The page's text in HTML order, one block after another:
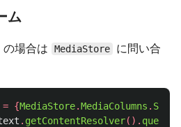
ム
の場合は MediaStore
に問い合
= {MediaStore.MediaColumns . SIZE
. getContentResolver(). query